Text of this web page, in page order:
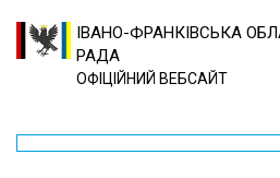
ІВАНО-ФРАНКІВСЬКА
РАДА
ОФІЦІЙНИЙ ВЕБСАЙТ